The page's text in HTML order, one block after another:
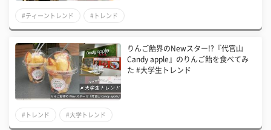
#ティーントレンド #トレンド
りんご飴界のNewスター!?『代官山
Candy apple』のりんご飴を食べてみ
た #大学生トレンド
#トレンド #大学トレンド